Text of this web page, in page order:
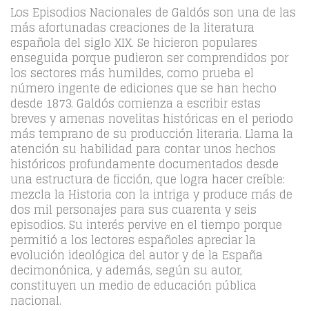
Los Episodios Nacionales de Galdós son una de las
más afortunadas creaciones de la literatura
española del siglo XIX. Se hicieron populares
enseguida porque pudieron ser comprendidos por
los sectores más humildes, como prueba el
número ingente de ediciones que se han hecho
desde 1873. Galdós comienza a escribir estas
breves y amenas novelitas históricas en el periodo
más temprano de su producción literaria. Llama la
atención su habilidad para contar unos hechos
históricos profundamente documentados desde
una estructura de ficción, que logra hacer creíble:
mezcla la Historia con la intriga y produce más de
dos mil personajes para sus cuarenta y seis
episodios. Su interés pervive en el tiempo porque
permitió a los lectores españoles apreciar la
evolución ideológica del autor y de la España
decimonónica, y además, según su autor,
constituyen un medio de educación pública
nacional.